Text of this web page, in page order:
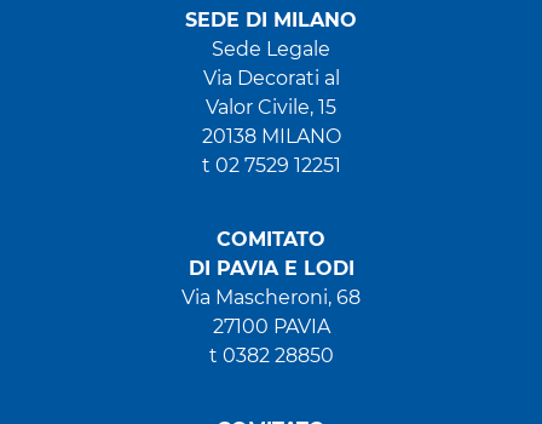
SEDE DI MILANO
Sede Legale
Via Decorati al
Valor Civile, 15
20138 MILANO
t 02 7529 12251
COMITATO
DI PAVIA E LODI
Via Mascheroni, 68
27100 PAVIA
t 0382 28850